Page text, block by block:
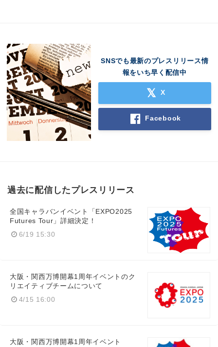
SNSでも最新のプレスリリース情
報をいち早く配信中
X
Facebook
過去に配信したプレスリリース
全国キャラバンイベント「EXPO2025
Futures Tour」詳細決定！
6/19 15:30
大阪・関西万博開幕1周年イベントのク
リエイティブチームについて
4/15 16:00
大阪・関西万博開幕1周年イベント